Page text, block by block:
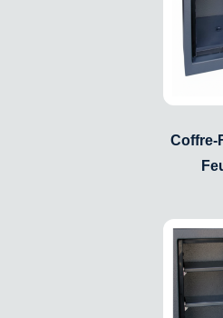
Coffre-